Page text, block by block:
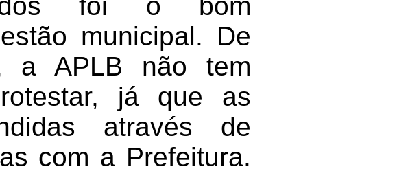
municipal. De
a APLB não tem
já que as
através de
com a Prefeitura.